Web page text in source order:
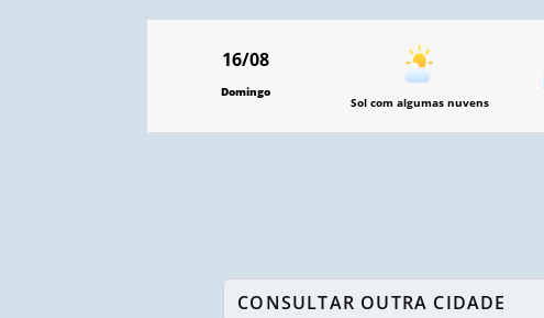
16/08
Domingo
Sol com algumas nuvens